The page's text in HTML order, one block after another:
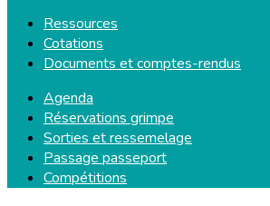
Ressources
Cotations
Documents et comptes-rendus
Agenda
Réservations grimpe
Sorties et ressemelage
Passage passeport
Compétitions